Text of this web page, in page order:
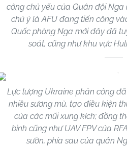
công chủ yếu của Quân đội Nga
chú ý là AFU đang tiến công
Quốc phòng Nga mới đây đã
soát, cũng như khu vực
Lực lượng Ukraine phản công
nhiều sương mù, tạo điều kiện
của các mũi xung kích; đồng
binh cũng như UAV FPV của
sườn, phía sau của quân